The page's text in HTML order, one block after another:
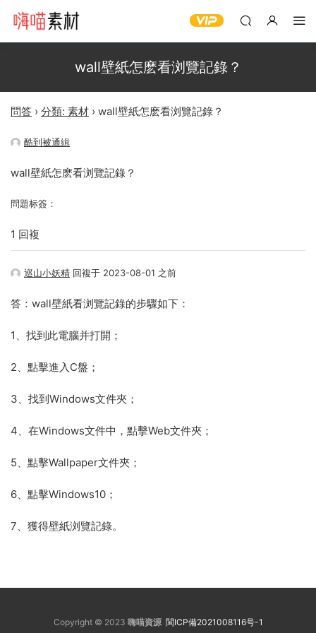
wall壁紙怎麽看浏覽記錄？
問答 › 分類: 素材 › wall壁紙怎麽看浏覽記錄？
酷到被通緝
wall壁紙怎麽看浏覽記錄？
問題标簽：
1 回複
巡山小妖精 回複于 2023-08-01 之前
答：wall壁紙看浏覽記錄的步驟如下：
1、找到此電腦并打開；
2、點擊進入C盤；
3、找到Windows文件夾；
4、在Windows文件中，點擊Web文件夾；
5、點擊Wallpaper文件夾；
6、點擊Windows10；
7、獲得壁紙浏覽記錄。
Copyright © 2023 嗨喵資源 閩ICP備2021008116号-1